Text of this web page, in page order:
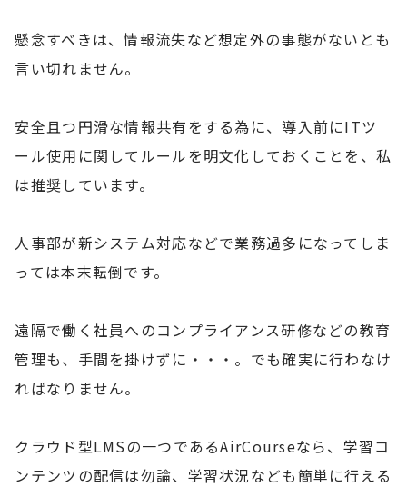
懸念すべきは、情報流失など想定外の事態がないとも
言い切れません。
安全且つ円滑な情報共有をする為に、導入前にITツ
ール使用に関してルールを明文化しておくことを、私
は推奨しています。
人事部が新システム対応などで業務過多になってしま
っては本末転倒です。
遠隔で働く社員へのコンプライアンス研修などの教育
管理も、手間を掛けずに・・・。でも確実に行わなけ
ればなりません。
クラウド型LMSの一つであるAirCourseなら、学習コ
ンテンツの配信は勿論、学習状況なども簡単に行える